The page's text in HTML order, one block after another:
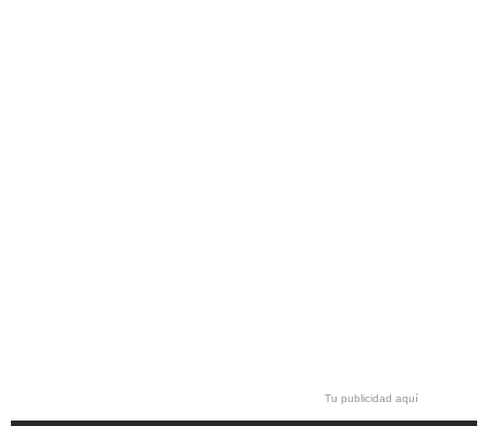
Tu publicidad aquí